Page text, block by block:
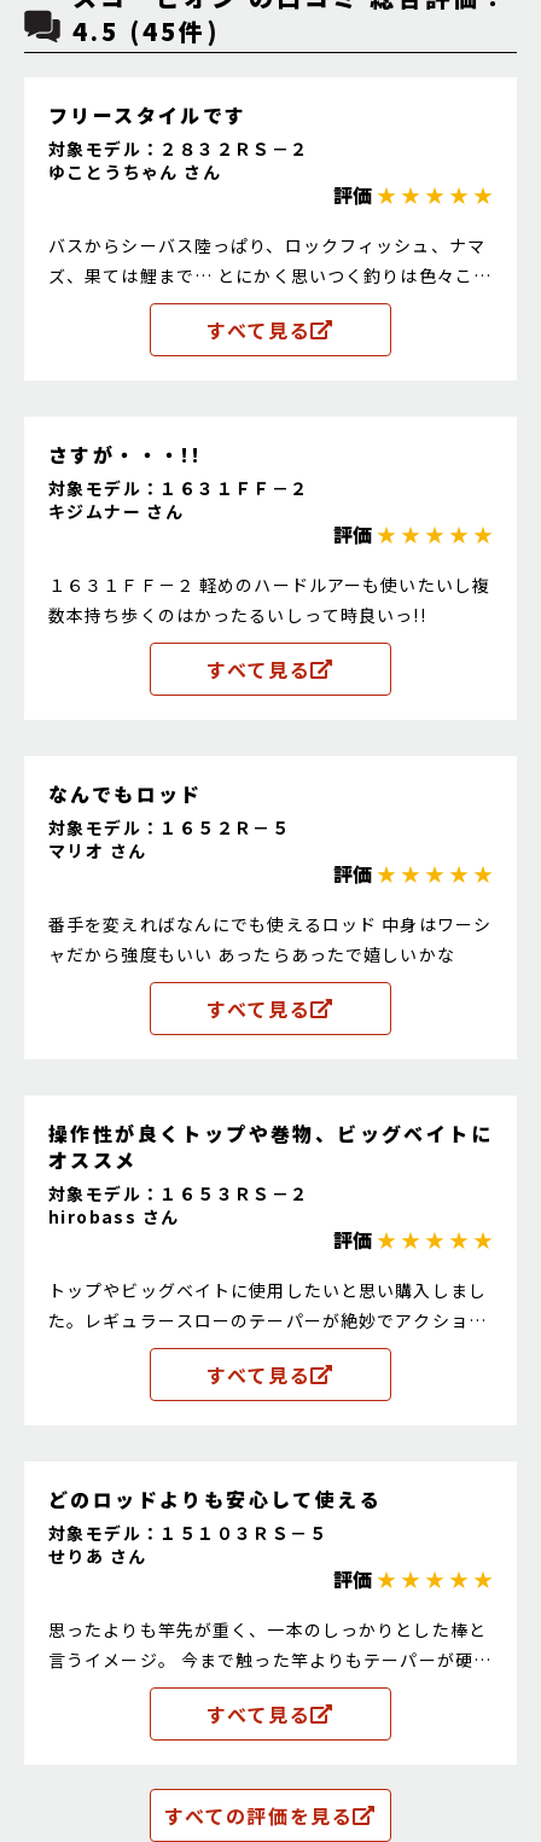
4.5 (45件)
フリースタイルです
対象モデル：２８３２ＲＳ－２
ゆことうちゃん さん
評価★ ★ ★ ★ ★
バスからシーバス陸っぱり、ロックフィッシュ、ナマ
ズ、果ては鯉まで… とにかく思いつく釣りは色々これ
で対応可能です 1m超える鯉も平気でキャッチできま
すべて見る
さすが・・・!!
対象モデル：１６３１ＦＦ－２
キジムナー さん
評価★ ★ ★ ★ ★
１６３１ＦＦ－２ 軽めのハードルアーも使いたいし複
数本持ち歩くのはかったるいしって時良いっ!!
すべて見る
なんでもロッド
対象モデル：１６５２Ｒ－５
マリオ さん
評価★ ★ ★ ★ ★
番手を変えればなんにでも使えるロッド 中身はワーシ
ャだから強度もいい あったらあったで嬉しいかな
すべて見る
操作性が良くトップや巻物、ビッグベイトに
オススメ
対象モデル：１６５３ＲＳ－２
hirobass さん
評価★ ★ ★ ★ ★
トップやビッグベイトに使用したいと思い購入しまし
た。レギュラースローのテーパーが絶妙でアクション
させやすいです。スーパーシャロークランクで40アッ
プを捕りましたが巻いてもいい感じでした。某管理釣
すべて見る
どのロッドよりも安心して使える
対象モデル：１５１０３ＲＳ－５
せりあ さん
評価★ ★ ★ ★ ★
思ったよりも竿先が重く、一本のしっかりとした棒と
言うイメージ。 今まで触った竿よりもテーパーが硬
く、先重りする印象だが不安感が無い。 その割によく
曲がり、デザインも秀逸なので非常に気に入って使っ
すべて見る
すべての評価を見る